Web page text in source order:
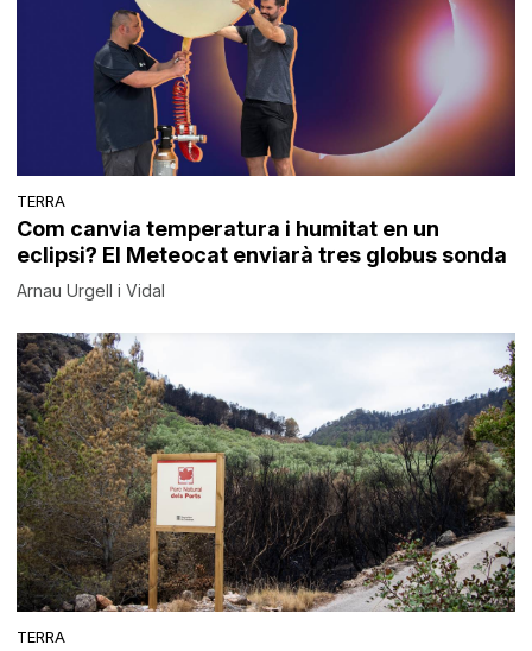
TERRA
Com canvia temperatura i humitat en un
eclipsi? El Meteocat enviarà tres globus sonda
Arnau Urgell i Vidal
TERRA